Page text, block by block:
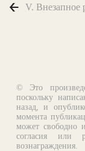
© Это
поскольку
назад, и
момента
может свободно
согласия или
вознаграждения.